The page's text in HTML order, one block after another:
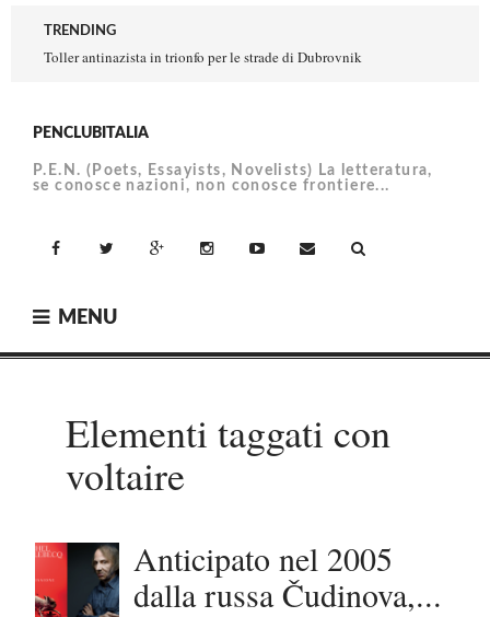
content
TRENDING
Toller antinazista in trionfo per le strade di Dubrovnik
PENCLUBITALIA
P.E.N. (Poets, Essayists, Novelists) La letteratura,
se conosce nazioni, non conosce frontiere...
Twitter Google+ Email
MENU
Elementi taggati con
voltaire
Anticipato nel 2005
dalla russa Čudinova,...